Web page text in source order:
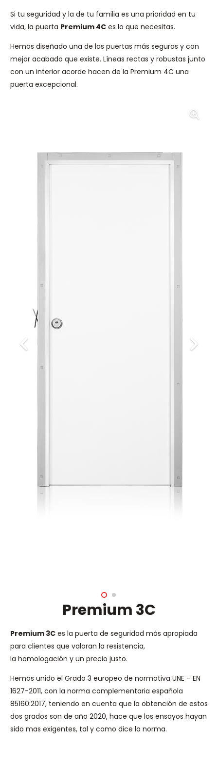
Si tu seguridad y la de tu familia es una prioridad en tu
vida, la puerta Premium 4C es lo que necesitas.
Hemos diseñado una de las puertas más seguras y con
mejor acabado que existe. Líneas rectas y robustas junto
con un interior acorde hacen de la Premium 4C una
puerta excepcional.
Premium 3C
Premium 3C es la puerta de seguridad más apropiada
para clientes que valoran la resistencia,
la homologación y un precio justo.
Hemos unido el Grado 3 europeo de normativa UNE – EN
1627-2011, con la norma complementaria española
85160:2017, teniendo en cuenta que la obtención de estos
dos grados son de año 2020, hace que los ensayos hayan
sido mas exigentes, tal y como dice la norma.